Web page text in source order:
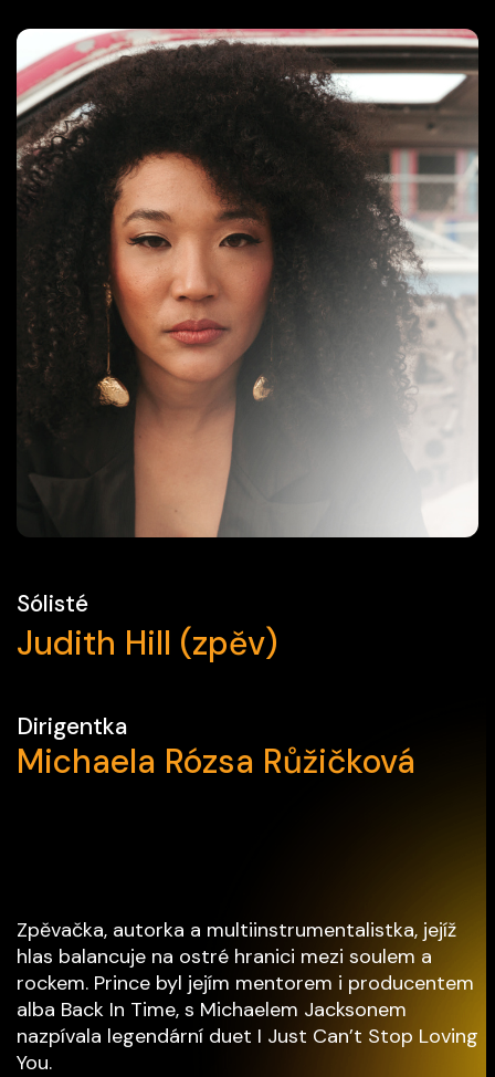
Sólisté
Judith Hill (zpěv)
Dirigentka
Michaela Rózsa Růžičková
Zpěvačka, autorka a multiinstrumentalistka, jejíž
hlas balancuje na ostré hranici mezi soulem a
rockem. Prince byl jejím mentorem i producentem
alba Back In Time, s Michaelem Jacksonem
nazpívala legendární duet I Just Can’t Stop Loving
You.